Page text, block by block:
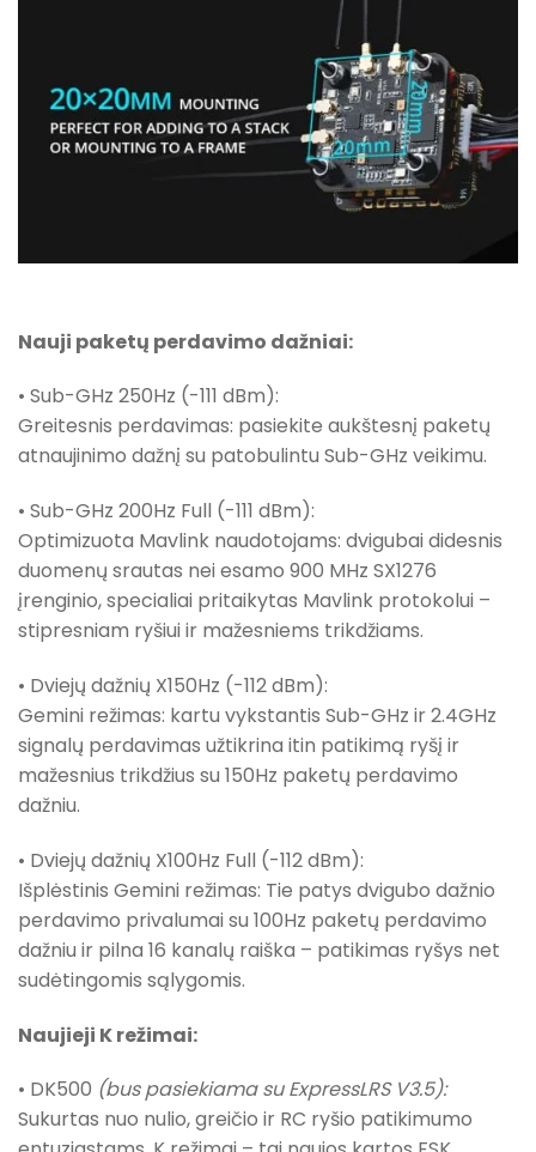
Nauji paketų perdavimo dažniai:
• Sub-GHz 250Hz (-111 dBm):
Greitesnis perdavimas: pasiekite aukštesnį paketų
atnaujinimo dažnį su patobulintu Sub-GHz veikimu.
• Sub-GHz 200Hz Full (-111 dBm):
Optimizuota Mavlink naudotojams: dvigubai didesnis
duomenų srautas nei esamo 900 MHz SX1276
įrenginio, specialiai pritaikytas Mavlink protokolui –
stipresniam ryšiui ir mažesniems trikdžiams.
• Dviejų dažnių X150Hz (-112 dBm):
Gemini režimas: kartu vykstantis Sub-GHz ir 2.4GHz
signalų perdavimas užtikrina itin patikimą ryšį ir
mažesnius trikdžius su 150Hz paketų perdavimo
dažniu.
• Dviejų dažnių X100Hz Full (-112 dBm):
Išplėstinis Gemini režimas: Tie patys dvigubo dažnio
perdavimo privalumai su 100Hz paketų perdavimo
dažniu ir pilna 16 kanalų raiška – patikimas ryšys net
sudėtingomis sąlygomis.
Naujieji K režimai:
• DK500 (bus pasiekiama su ExpressLRS V3.5):
Sukurtas nuo nulio, greičio ir RC ryšio patikimumo